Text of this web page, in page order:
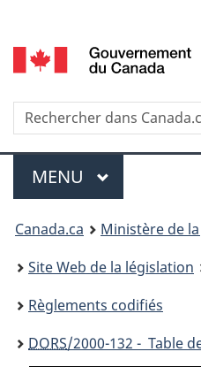
selection
Recherche
Menu
MENU PRINCIPAL
You
are
here:
Canada.ca
Ministère de la
Site Web de la législation
Règlements codifiés
DORS/2000-132 - Table